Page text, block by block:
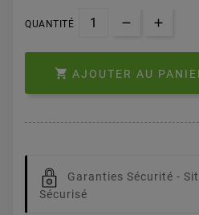
QUANTITÉ
 AJOUTER AU
Garanties Sécurité -
Sécurisé